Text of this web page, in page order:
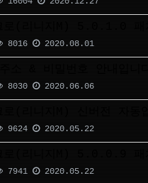
8016 2020.08.01
8030 2020.06.06
9624 2020.05.22
7941 2020.05.22